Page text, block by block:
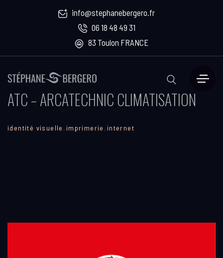
info@stephanebergero.fr
06 18 48 49 31
83 Toulon FRANCE
ATC – ARCATECHNIC CLIMATISATION
identité visuelle , imprimerie , internet